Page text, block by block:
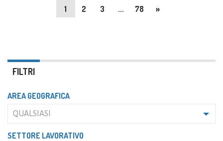
1 2 3 ... 78 »
FILTRI
AREA GEOGRAFICA
QUALSIASI
SETTORE LAVORATIVO